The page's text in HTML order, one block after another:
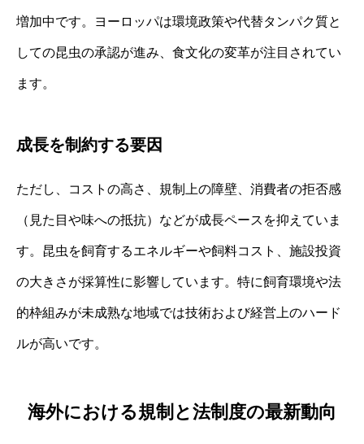
増加中です。ヨーロッパは環境政策や代替タンパク質と
しての昆虫の承認が進み、食文化の変革が注目されてい
ます。
成長を制約する要因
ただし、コストの高さ、規制上の障壁、消費者の拒否感
（見た目や味への抵抗）などが成長ペースを抑えていま
す。昆虫を飼育するエネルギーや飼料コスト、施設投資
の大きさが採算性に影響しています。特に飼育環境や法
的枠組みが未成熟な地域では技術および経営上のハード
ルが高いです。
海外における規制と法制度の最新動向